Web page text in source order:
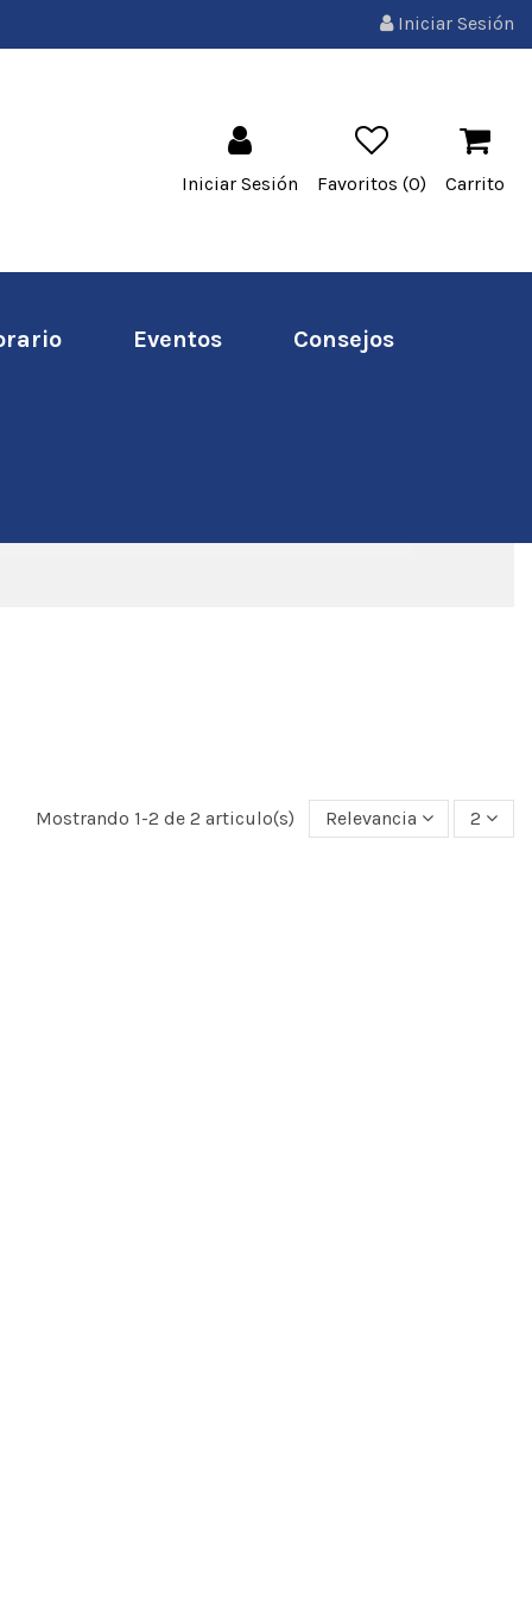
Iniciar Sesión
Iniciar Sesión Favoritos (0) Carrito
Eventos Consejos
Mostrando 1-2 de 2 articulo(s) Relevancia 2